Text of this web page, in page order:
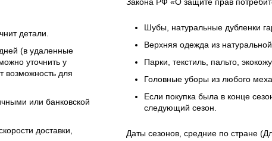
детали.
(в удаленные
уточнить у
возможность для
или банковской
доставки,
Шубы, натуральные дубленки
Верхняя одежда из
Парки, текстиль, пальто,
Головные уборы из любого
Если покупка была в конце
следующий сезон.
Даты сезонов, средние по стране